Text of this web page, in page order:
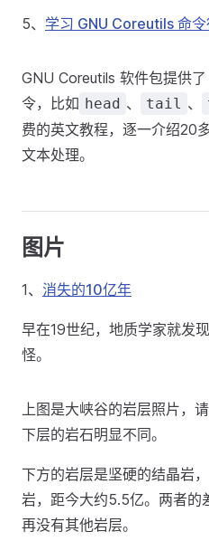
5、 学习 GNU Coreutils 命
GNU Coreutils 软件包提供
令，比如 head 、 tail 、
费的英文教程，逐一介绍20
文本处理。
图片
1、 消失的10亿年
早在19世纪，地质学家就发
怪。
上图是大峡谷的岩层照片，
下层的岩石明显不同。
下方的岩层是坚硬的结晶岩
岩，距今大约5.5亿。两者的
再没有其他岩层。